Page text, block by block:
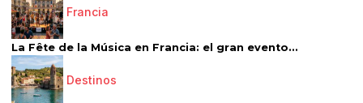
Francia
La Fête de la Música en Francia: el gran evento...
Destinos